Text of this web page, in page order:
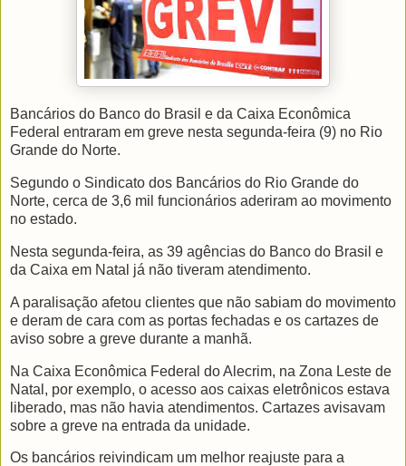
Bancários do Banco do Brasil e da Caixa Econômica
Federal entraram em greve nesta segunda-feira (9) no Rio
Grande do Norte.
Segundo o Sindicato dos Bancários do Rio Grande do
Norte, cerca de 3,6 mil funcionários aderiram ao movimento
no estado.
Nesta segunda-feira, as 39 agências do Banco do Brasil e
da Caixa em Natal já não tiveram atendimento.
A paralisação afetou clientes que não sabiam do movimento
e deram de cara com as portas fechadas e os cartazes de
aviso sobre a greve durante a manhã.
Na Caixa Econômica Federal do Alecrim, na Zona Leste de
Natal, por exemplo, o acesso aos caixas eletrônicos estava
liberado, mas não havia atendimentos. Cartazes avisavam
sobre a greve na entrada da unidade.
Os bancários reivindicam um melhor reajuste para a